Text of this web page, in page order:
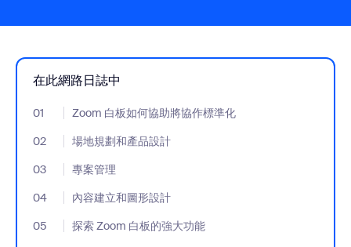
在此網路日誌中
01 Zoom 白板如何協助將協作標準化
- Jumplink to Zoom 白板如何協助將協作標準化
02
場地規劃和產品設計
- Jumplink to 場地規劃和產品設計
03
專案管理
- Jumplink to 專案管理
04
內容建立和圖形設計
- Jumplink to 內容建立和圖形設計
05
探索 Zoom 白板的強大功能
- Jumplink to 探索 Zoom 白板的強大功能